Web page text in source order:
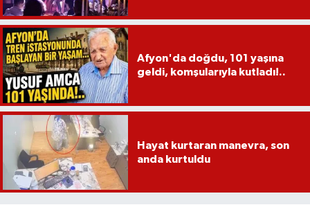
Afyon'da doğdu, 101 yaşına
geldi, komşularıyla kutladı!..
Hayat kurtaran manevra, son
anda kurtuldu